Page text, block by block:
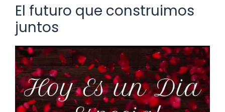
El futuro que construimos
juntos